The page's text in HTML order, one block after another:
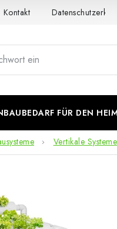
Kontakt
FÜR DEN
Vertikale Systeme